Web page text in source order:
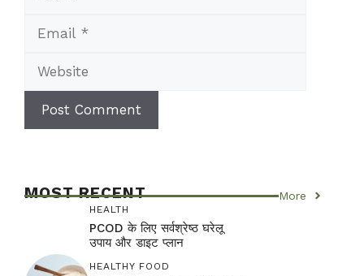
MOST RECENT More
HEALTH
PCOD के लिए सर्वश्रेष्ठ घरेलू
उपाय और डाइट प्लान
HEALTHY FOOD